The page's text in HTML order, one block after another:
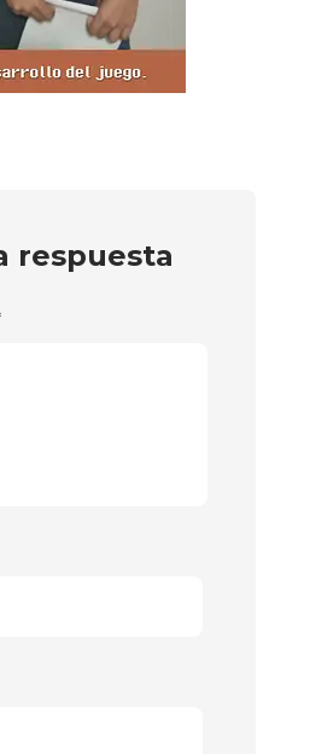
respuesta